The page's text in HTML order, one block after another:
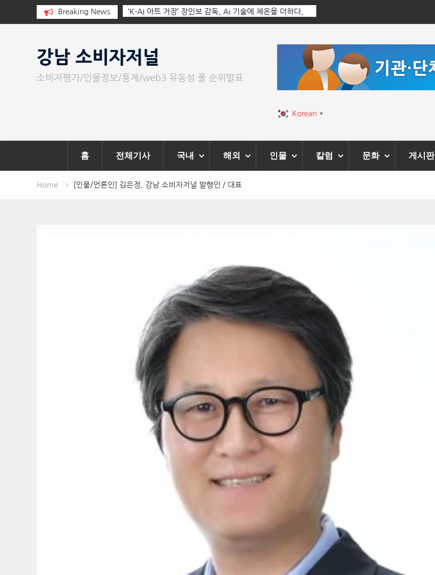
Breaking News
청문회: 진실을 부르는 힘은 고성
이다.
‘K-AI 아트 거장’ 장인보 감독, Ai 기술에 체온을 더하다,
‘2026 제2회 애니멀 아트 페스티벌’ 성황리에 막 내려
강남 소비자저널
소비자평가/인물정보/통계/web3 유동성 풀 순위발표
Korean ▼
홈 전체기사 국내 해외 인물 칼럼 문화 게시판
Home [인물/언론인] 김은정, 강남 소비자저널 발행인 / 대표